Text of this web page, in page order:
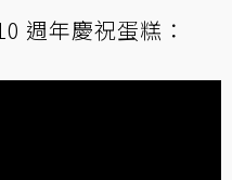
週年慶祝蛋糕：